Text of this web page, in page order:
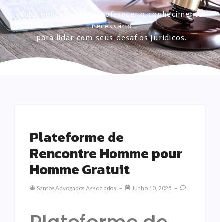
Foco em simplificar e oferecer o conhecimento
necessário
para lidar com seus desafios jurídicos.
Plateforme de
Rencontre Homme pour
Homme Gratuit
Santos Advogados Associados Junho 10, 2025